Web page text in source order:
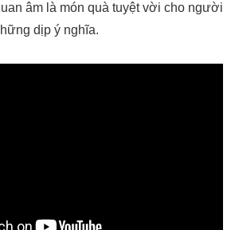
âm là món quà tuyệt vời cho người
dịp ý nghĩa.